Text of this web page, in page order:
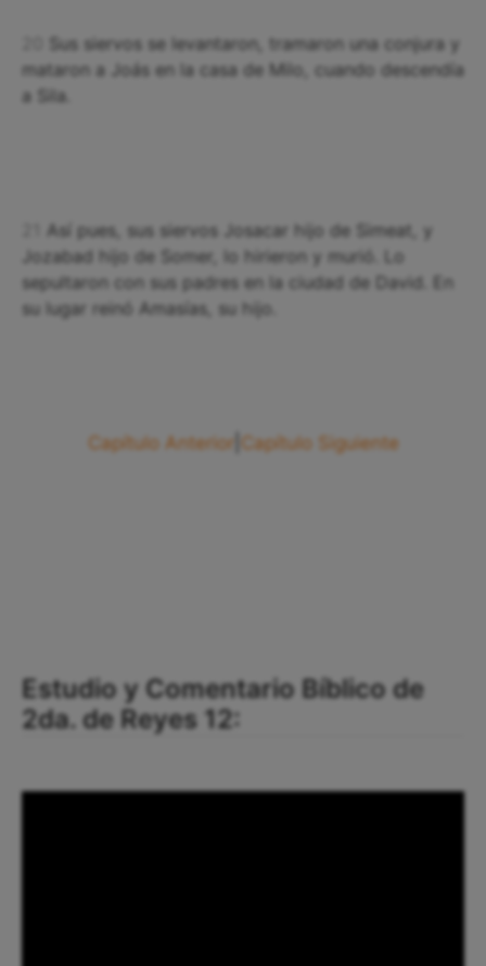
Sus siervos se levantaron, tramaron una conjura y
mataron a Joás en la casa de Milo, cuando descendía
a Sila.
Así pues, sus siervos Josacar hijo de Simeat, y
Jozabad hijo de Somer, lo hirieron y murió. Lo
sepultaron con sus padres en la ciudad de David. En
su lugar reinó Amasías, su hijo.
Capítulo Anterior Capítulo Siguiente
Estudio y Comentario Bíblico de
2da. de Reyes 12: